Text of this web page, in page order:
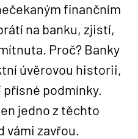
finančním
na banku, zjistí,
Proč? Banky
úvěrovou historii,
podmínky.
jedno z těchto
zavřou.